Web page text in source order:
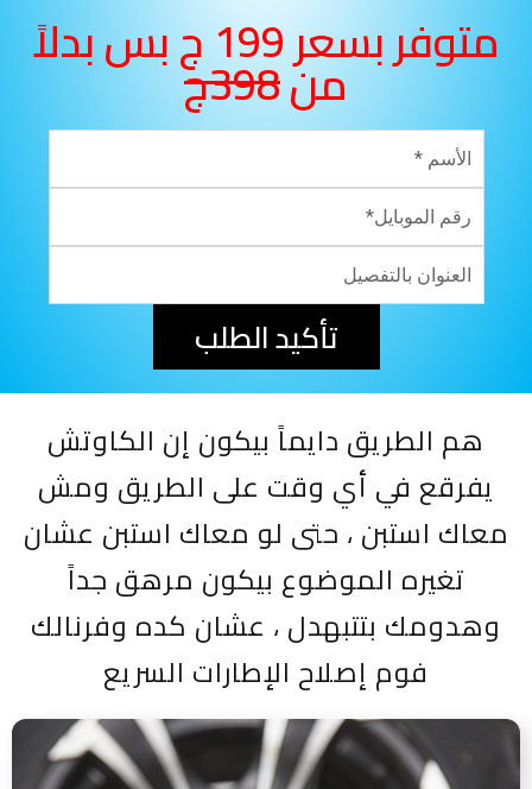
متوفر بسعر 199 ج بس بدلاً
من398ج
تأكيد الطلب
هم الطريق دايماً بيكون إن الكاوتش
يفرقع في أي وقت على الطريق ومش
معاك استبن ، حتى لو معاك استبن عشان
تغيره الموضوع بيكون مرهق جداً
وهدومك بتتبهدل ، عشان كده وفرنالك
فوم إصلاح الإطارات السريع